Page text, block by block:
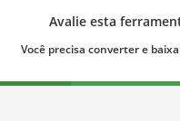
Avalie esta
Você precisa converter e